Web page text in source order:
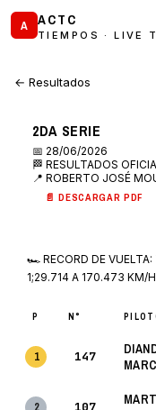
A ACTC
TIEMPOS · LIVE
← Resultados
2DA SERIE
📅 28/06/2026
🏁 RESULTADOS
📍 ROBERTO JOSÉ
📄 DESCARGAR PDF
🏎 RECORD DE VUELTA:
1;29.714 A 170.473 KM/H
P N°
1 147
107